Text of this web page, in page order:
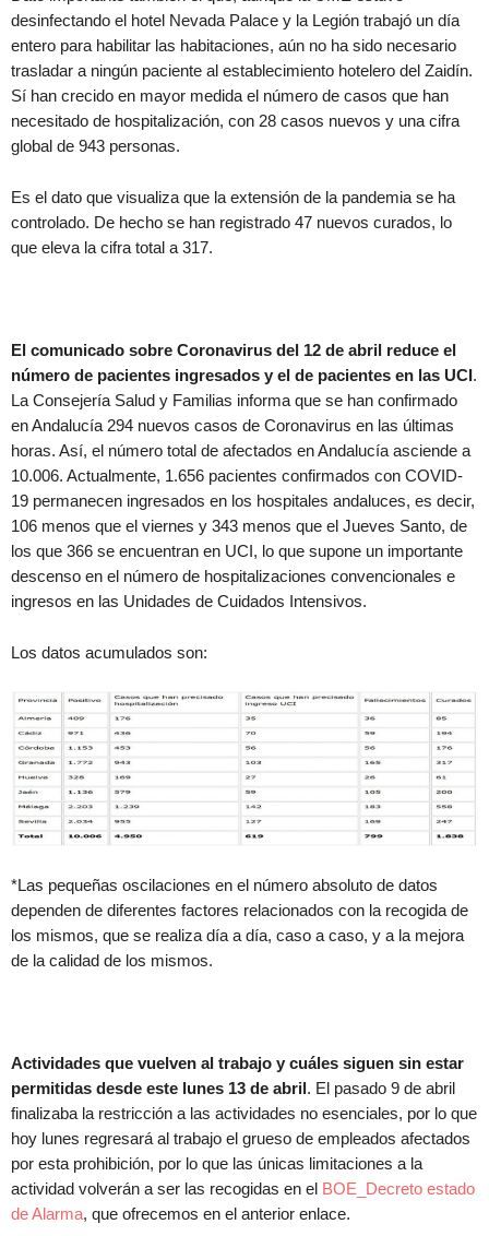
desinfectando el hotel Nevada Palace y la Legión trabajó un día
entero para habilitar las habitaciones, aún no ha sido necesario
trasladar a ningún paciente al establecimiento hotelero del Zaidín.
Sí han crecido en mayor medida el número de casos que han
necesitado de hospitalización, con 28 casos nuevos y una cifra
global de 943 personas.
Es el dato que visualiza que la extensión de la pandemia se ha
controlado. De hecho se han registrado 47 nuevos curados, lo
que eleva la cifra total a 317.
El comunicado sobre Coronavirus del 12 de abril reduce el
número de pacientes ingresados y el de pacientes en las UCI.
La Consejería Salud y Familias informa que se han confirmado
en Andalucía 294 nuevos casos de Coronavirus en las últimas
horas. Así, el número total de afectados en Andalucía asciende a
10.006. Actualmente, 1.656 pacientes confirmados con COVID-
19 permanecen ingresados en los hospitales andaluces, es decir,
106 menos que el viernes y 343 menos que el Jueves Santo, de
los que 366 se encuentran en UCI, lo que supone un importante
descenso en el número de hospitalizaciones convencionales e
ingresos en las Unidades de Cuidados Intensivos.
Los datos acumulados son:
*Las pequeñas oscilaciones en el número absoluto de datos
dependen de diferentes factores relacionados con la recogida de
los mismos, que se realiza día a día, caso a caso, y a la mejora
de la calidad de los mismos.
Actividades que vuelven al trabajo y cuáles siguen sin estar
permitidas desde este lunes 13 de abril. El pasado 9 de abril
finalizaba la restricción a las actividades no esenciales, por lo que
hoy lunes regresará al trabajo el grueso de empleados afectados
por esta prohibición, por lo que las únicas limitaciones a la
actividad volverán a ser las recogidas en el BOE_Decreto estado
de Alarma, que ofrecemos en el anterior enlace.